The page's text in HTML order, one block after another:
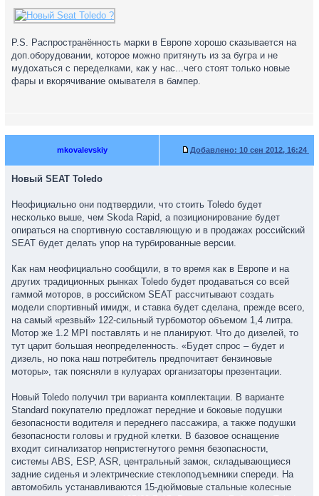
P.S. Распространённость марки в Европе хорошо сказывается на
доп.оборудовании, которое можно притянуть из за бугра и не
мудохаться с переделками, как у нас...чего стоят только новые
фары и вкорячивание омывателя в бампер.
mkovalevskiy Добавлено: 10 сен 2012, 16:24
Новый SEAT Toledo
Неофициально они подтвердили, что стоить Toledo будет
несколько выше, чем Skoda Rapid, а позиционирование будет
опираться на спортивную составляющую и в продажах российский
SEAT будет делать упор на турбированные версии.
Как нам неофициально сообщили, в то время как в Европе и на
других традиционных рынках Toledo будет продаваться со всей
гаммой моторов, в российском SEAT рассчитывают создать
модели спортивный имидж, и ставка будет сделана, прежде всего,
на самый «резвый» 122-сильный турбомотор объемом 1,4 литра.
Мотор же 1.2 MPI поставлять и не планируют. Что до дизелей, то
тут царит большая неопределенность. «Будет спрос – будет и
дизель, но пока наш потребитель предпочитает бензиновые
моторы», так поясняли в кулуарах организаторы презентации.
Новый Toledo получил три варианта комплектации. В варианте
Standard покупателю предложат передние и боковые подушки
безопасности водителя и переднего пассажира, а также подушки
безопасности головы и грудной клетки. В базовое оснащение
входит сигнализатор непристегнутого ремня безопасности,
системы ABS, ESP, ASR, центральный замок, складывающиеся
задние сиденья и электрические стеклоподъемники спереди. На
автомобиль устанавливаются 15-дюймовые стальные колесные